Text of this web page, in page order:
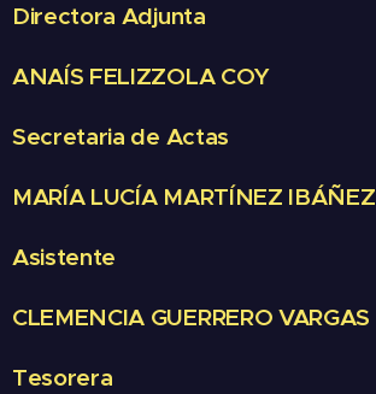
Directora Adjunta
ANAÍS FELIZZOLA COY
Secretaria de Actas
MARÍA LUCÍA MARTÍNEZ IBÁÑEZ
Asistente
CLEMENCIA GUERRERO VARGAS
Tesorera